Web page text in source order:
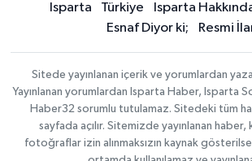
Isparta Türkiye Isparta
Esnaf Diyor ki;
Resmi
Sitede yayınlanan içerik ve yorumlardan
Yayınlanan yorumlardan Isparta Haber, Isparta
Haber32 sorumlu tutulamaz. Sitedeki tüm
sayfada açılır. Sitemizde yayınlanan haber,
fotoğraflar izin alınmaksızın kaynak